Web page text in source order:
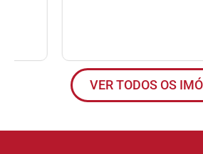
VER TODOS OS